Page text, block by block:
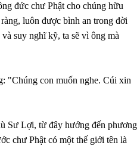
đức chư Phật cho chúng hữu
luôn được bình an trong đời
suy nghĩ kỹ, ta sẽ vì ông mà
"Chúng con muốn nghe. Cúi xin
Sư Lợi, từ đây hướng đến phương
chư Phật có một thế giới tên là